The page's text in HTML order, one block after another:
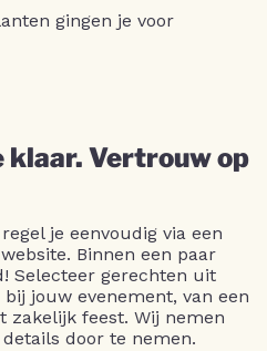
gingen je voor
klaar. Vertrouw op
je eenvoudig via een
Binnen een paar
Selecteer gerechten uit
jouw evenement, van een
zakelijk feest. Wij nemen
door te nemen.